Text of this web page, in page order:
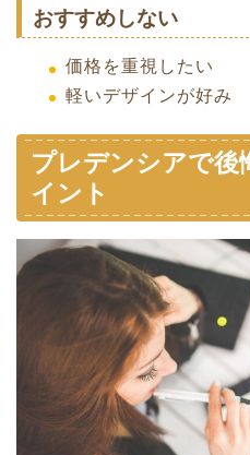
おすすめしない
価格を重視したい
軽いデザインが好み
プレデンシアで後
イント